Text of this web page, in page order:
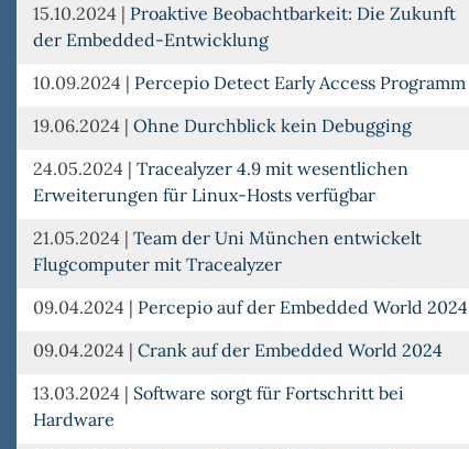
15.10.2024 | Proaktive Beobachtbarkeit: Die Zukunft
der Embedded-Entwicklung
10.09.2024 | Percepio Detect Early Access Programm
19.06.2024 | Ohne Durchblick kein Debugging
24.05.2024 | Tracealyzer 4.9 mit wesentlichen
Erweiterungen für Linux-Hosts verfügbar
21.05.2024 | Team der Uni München entwickelt
Flugcomputer mit Tracealyzer
09.04.2024 | Percepio auf der Embedded World 2024
09.04.2024 | Crank auf der Embedded World 2024
13.03.2024 | Software sorgt für Fortschritt bei
Hardware